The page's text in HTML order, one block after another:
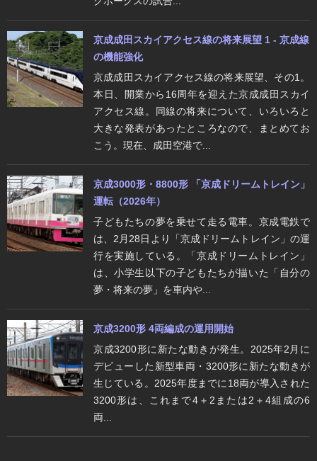
京成成田スカイアクセス線の将来展望 1 - 京成線
の機能強化
京成成田スカイアクセス線の将来展望、その1。
本日、開業から16周年を迎えた京成成田スカイ
アクセス線。同線の将来について、いろいろと
大きな発表があったところなので、まとめてお
こう。現在、成田空港で...
京成3000形・8800形 「京成ドリームトレイン」
運転（2026年）
子どもたちの夢を乗せて走る電車。京成電鉄で
は、2月28日より「京成ドリームトレイン」の運
行を実施している。「京成ドリームトレイン」
は、小学生以下の子どもたちが描いた「自分の
夢・将来の夢」を車内や...
京成3200形 4両編成の運用開始
京成3200形に新たな動きが発生。2025年2月に
デビューした新型車両・3200形に新たな動きが
生じている。2025年度までに18両が導入された
3200形は、これまで4＋2または2＋4組成の6
両...